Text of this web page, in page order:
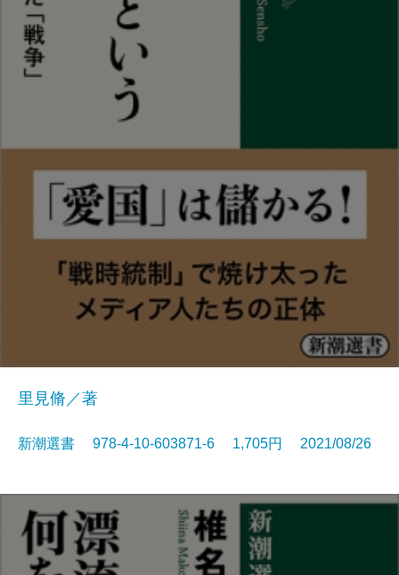
里見脩／著
新潮選書 978-4-10-603871-6 1,705円 2021/08/26